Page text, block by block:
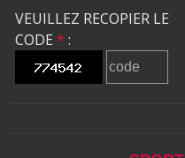
VEUILLEZ RECOPIER LE
CODE * :